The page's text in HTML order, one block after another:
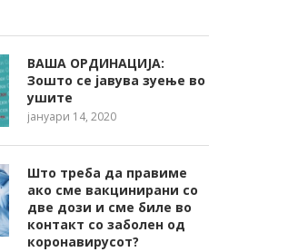
ВАША ОРДИНАЦИЈА:
Зошто се јавува зуење во
ушите
јануари 14, 2020
Што треба да правиме
ако сме вакцинирани со
две дози и сме биле во
контакт со заболен од
коронавирусот?